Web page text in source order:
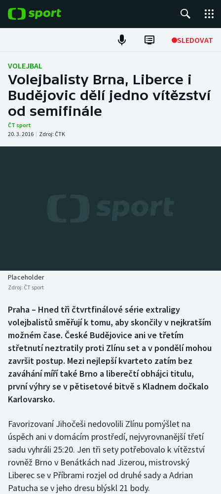
SLEDOVAT
Fotbal
Hokej
Tenis
Atletika
Biatlon
Box
Curling
Dostihy
Florbal
Golf
Gymnastika
Házená
Aplikace ČT sport
VOLEJBAL
Volejbalisty Brna, Liberce i
Budějovic dělí jedno vítězství
od semifinále
ČT sport
20. 3. 2016 | Zdroj: ČTK
Placeholder
Zdroj: ČT sport
Praha – Hned tři čtvrtfinálové série extraligy
volejbalistů směřují k tomu, aby skončily v nejkratším
možném čase. České Budějovice ani ve třetím
střetnutí neztratily proti Zlínu set a v pondělí mohou
završit postup. Mezi nejlepší kvarteto zatím bez
zaváhání míří také Brno a liberečtí obhájci titulu,
první výhry se v pětisetové bitvě s Kladnem dočkalo
Karlovarsko.
Favorizovaní Jihočeši nedovolili Zlínu pomýšlet na
úspěch ani v domácím prostředí, nejvyrovnanější třetí
sadu vyhráli 25:20. Jen tři sety potřebovalo k vítězství
rovněž Brno v Benátkách nad Jizerou, mistrovský
Liberec se v Příbrami rozjel od druhé sady a Adrian
Patucha se v jeho dresu blýskl 21 body.